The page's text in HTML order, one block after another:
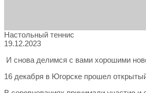
Настольный теннис
19.12.2023
И снова делимся с вами хорошими
16 декабря в Югорске прошел